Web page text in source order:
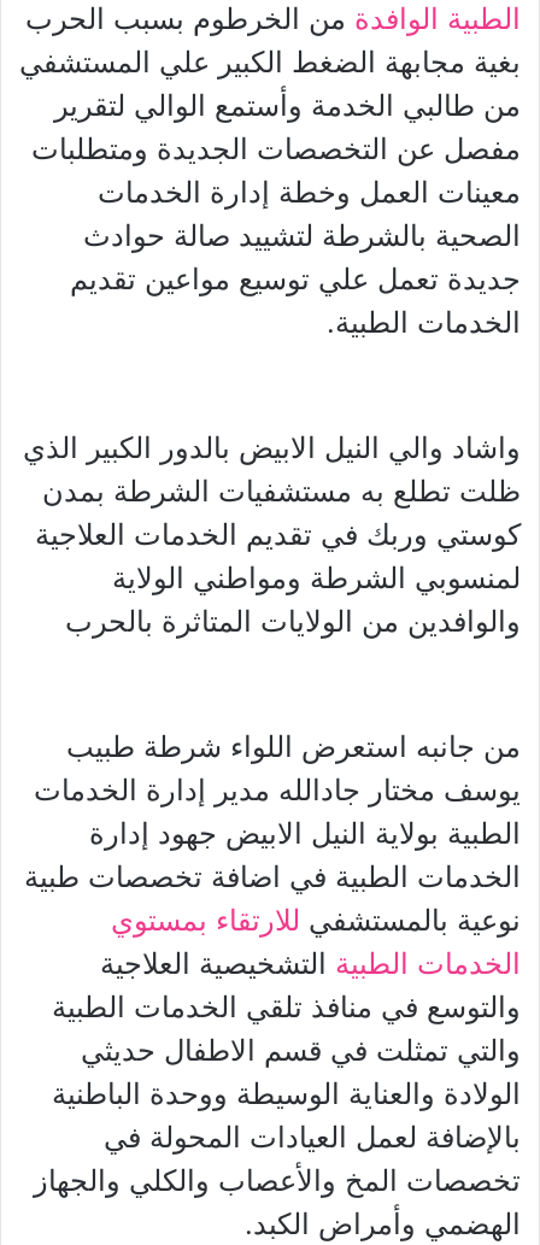
الطبية الوافدة من الخرطوم بسبب الحرب
بغية مجابهة الضغط الكبير علي المستشفي
من طالبي الخدمة وأستمع الوالي لتقرير
مفصل عن التخصصات الجديدة ومتطلبات
معينات العمل وخطة إدارة الخدمات
الصحية بالشرطة لتشييد صالة حوادث
جديدة تعمل علي توسيع مواعين تقديم
الخدمات الطبية.
واشاد والي النيل الابيض بالدور الكبير الذي
ظلت تطلع به مستشفيات الشرطة بمدن
كوستي وربك في تقديم الخدمات العلاجية
لمنسوبي الشرطة ومواطني الولاية
والوافدين من الولايات المتاثرة بالحرب
من جانبه استعرض اللواء شرطة طبيب
يوسف مختار جادالله مدير إدارة الخدمات
الطبية بولاية النيل الابيض جهود إدارة
الخدمات الطبية في اضافة تخصصات طبية
نوعية بالمستشفي للارتقاء بمستوي
الخدمات الطبية التشخيصية العلاجية
والتوسع في منافذ تلقي الخدمات الطبية
والتي تمثلت في قسم الاطفال حديثي
الولادة والعناية الوسيطة ووحدة الباطنية
بالإضافة لعمل العيادات المحولة في
تخصصات المخ والأعصاب والكلي والجهاز
الهضمي وأمراض الكبد.